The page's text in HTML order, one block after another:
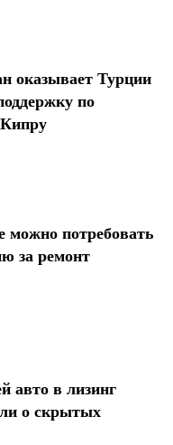
оказывает Турции
по
можно потребовать
за ремонт
авто в лизинг
о скрытых